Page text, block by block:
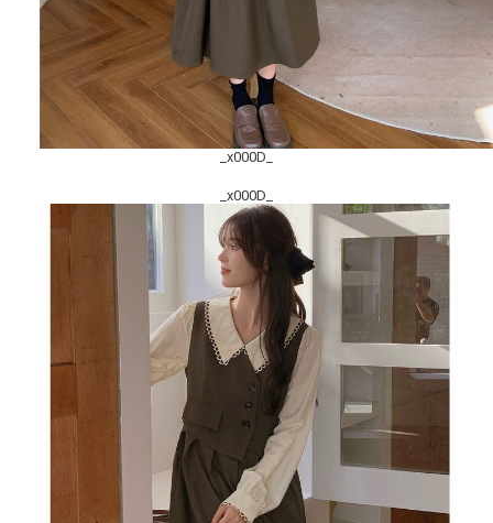
_x000D_
_x000D_